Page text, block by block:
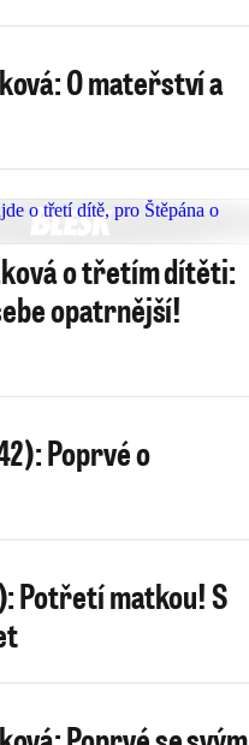
O mateřství a
o třetím dítěti:
opatrnější!
Poprvé o
Potřetí matkou! S